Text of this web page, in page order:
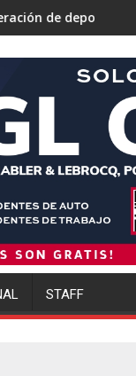
de la historia
Ofensiva migratoria
STAFF